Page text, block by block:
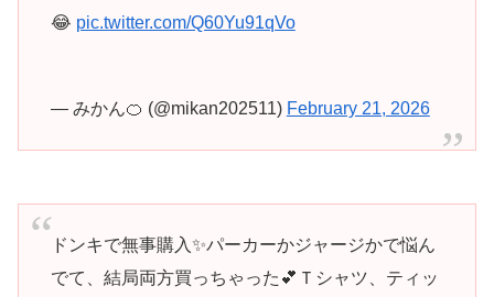
😂 pic.twitter.com/Q60Yu91qVo
— みかん🍊 (@mikan202511) February 21, 2026
ドンキで無事購入✨️パーカーかジャージかで悩ん
でて、結局両方買っちゃった💕Ｔシャツ、ティッ